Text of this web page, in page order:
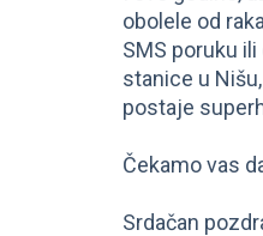
obolele od
SMS poruku
stanice u
postaje
Čekamo vas
Srdačan